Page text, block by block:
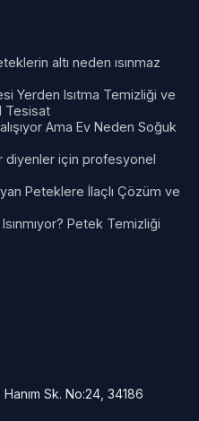
altı neden ısınmaz
Yerden Isıtma Temizliği ve
Tesisat
Ama Ev Neden Soğuk
diyenler için profesyonel
Peteklere İlaçlı Çözüm ve
Petek Temizliği
Sk. No:24, 34186